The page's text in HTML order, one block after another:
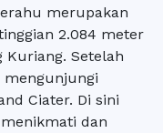
merupakan
2.084 meter
Kuriang. Setelah
mengunjungi
Ciater. Di sini
dan